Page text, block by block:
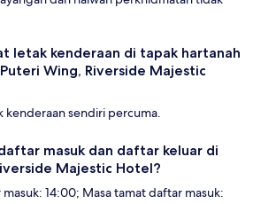
letak kenderaan di tapak hartanah
Wing, Riverside Majestic
kenderaan sendiri percuma.
masuk dan daftar keluar di
Majestic Hotel?
14:00; Masa tamat daftar masuk: